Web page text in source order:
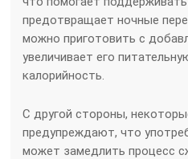
предотвращает ночные
можно приготовить с
увеличивает его
калорийность.
С другой стороны,
предупреждают, что
может замедлить процесс